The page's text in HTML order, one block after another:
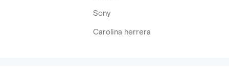
Sony
Carolina herrera